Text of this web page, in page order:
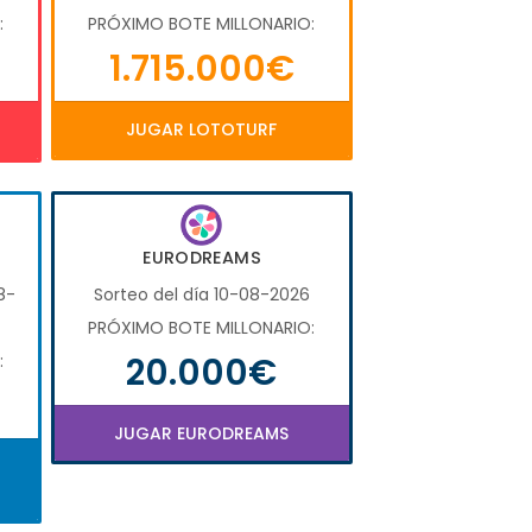
PRÓXIMO BOTE MILLONARIO:
1.715.000€
JUGAR LOTOTURF
EURODREAMS
Sorteo del día 10-08-2026
PRÓXIMO BOTE MILLONARIO:
20.000€
JUGAR EURODREAMS